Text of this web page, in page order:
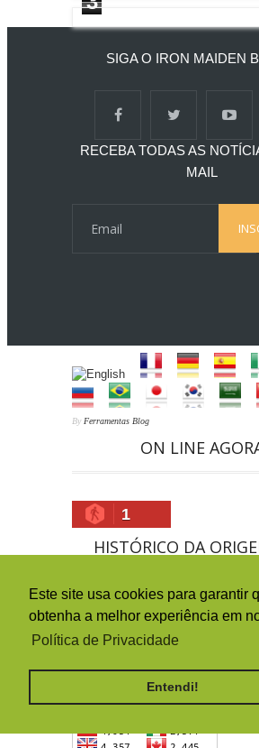
Este site usa cookies para garantir
obtenha a melhor experiência em
Política de Privacidade
Entendi!
SIGA O IRON MAIDEN
RECEBA TODAS AS
MAIL
By Ferramentas Blog
ON LINE
1
HISTÓRICO DA